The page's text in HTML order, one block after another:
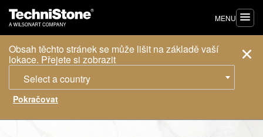
Obsah těchto stránek se může lišit na základě vaší
lokace. Přejete si zobrazit
Select a country
MENU